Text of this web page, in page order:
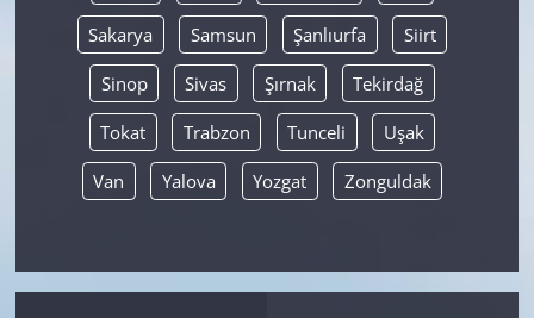
Sakarya Samsun Şanlıurfa Siirt
Sinop Sivas Şırnak Tekirdağ
Tokat Trabzon Tunceli Uşak
Van Yalova Yozgat Zonguldak